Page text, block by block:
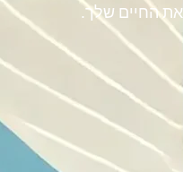
החיים שלך.